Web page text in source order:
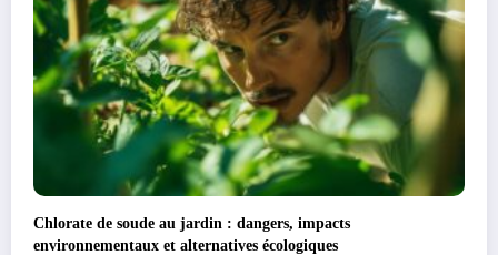
Chlorate de soude au jardin : dangers, impacts
environnementaux et alternatives écologiques